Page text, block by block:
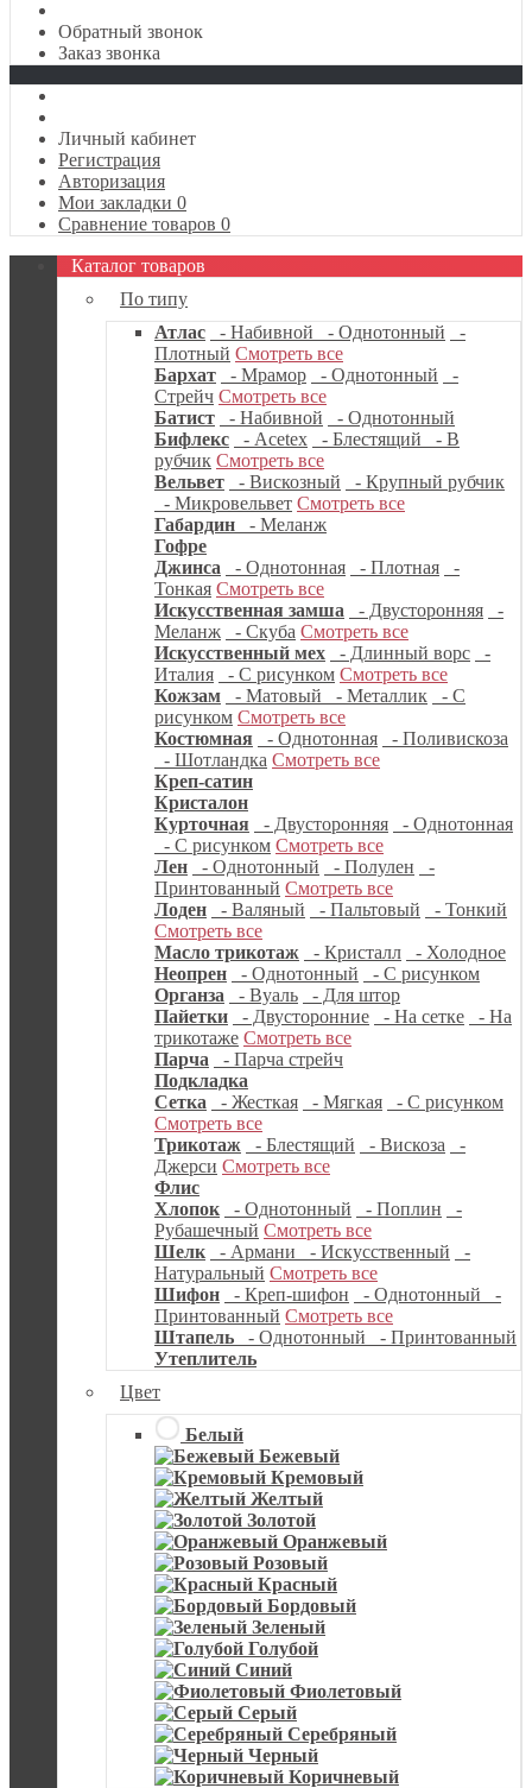
Обратный звонок
Заказ звонка
Личный кабинет
Регистрация
Авторизация
Мои закладки 0
Сравнение товаров 0
Каталог товаров
По типу
Атлас
- Набивной - Однотонный
-
Плотный Смотреть все
Бархат
- Мрамор - Однотонный
-
Стрейч Смотреть все
Батист
- Набивной
- Однотонный
Бифлекс
- Acetex - Блестящий
- В
рубчик Смотреть все
Вельвет
- Вискозный
- Крупный рубчик
- Микровельвет Смотреть все
Габардин
- Меланж
Гофре
Джинса
- Однотонная - Плотная
-
Тонкая Смотреть все
Искусственная замша
- Двусторонняя
-
Меланж
- Скуба Смотреть все
Искусственный мех
- Длинный ворс
-
Италия
- С рисунком Смотреть все
Кожзам
- Матовый - Металлик
- С
рисунком Смотреть все
Костюмная
- Однотонная
- Поливискоза
- Шотландка Смотреть все
Креп-сатин
Кристалон
Курточная
- Двусторонняя
- Однотонная
- С рисунком Смотреть все
Лен
- Однотонный - Полулен
-
Принтованный Смотреть все
Лоден
- Валяный - Пальтовый
- Тонкий
Смотреть все
Масло трикотаж
- Кристалл
- Холодное
Неопрен
- Однотонный
- С рисунком
Органза
- Вуаль
- Для штор
Пайетки
- Двусторонние - На сетке
- На
трикотаже Смотреть все
Парча
- Парча стрейч
Подкладка
Сетка
- Жесткая - Мягкая
- С рисунком
Смотреть все
Трикотаж
- Блестящий - Вискоза
-
Джерси Смотреть все
Флис
Хлопок
- Однотонный - Поплин
-
Рубашечный Смотреть все
Шелк
- Армани - Искусственный
-
Натуральный Смотреть все
Шифон
- Креп-шифон - Однотонный
-
Принтованный Смотреть все
Штапель
- Однотонный
- Принтованный
Утеплитель
Цвет
Белый
Бежевый
Кремовый
Желтый
Золотой
Оранжевый
Розовый
Красный
Бордовый
Зеленый
Голубой
Синий
Фиолетовый
Серый
Серебряный
Черный
Коричневый